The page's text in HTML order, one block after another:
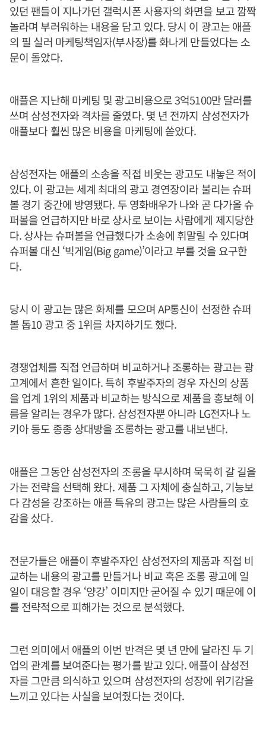
있던 팬들이 지나가던 갤럭시폰 사용자의 화면을 보고 깜짝
놀라며 부러워하는 내용을 담고 있다. 당시 이 광고는 애플
의 필 실러 마케팅책임자(부사장)를 화나게 만들었다는 소
문이 돌았다.
애플은 지난해 마케팅 및 광고비용으로 3억5100만 달러를
쓰며 삼성전자와 격차를 줄였다. 몇 년 전까지 삼성전자가
애플보다 훨씬 많은 비용을 마케팅에 쏟았다.
삼성전자는 애플의 소송을 직접 비웃는 광고도 내놓은 적이
있다. 이 광고는 세계 최대의 광고 경연장이라 불리는 슈퍼
볼 경기 중간에 방영됐다. 두 영화배우가 나와 곧 다가올 슈
퍼볼을 언급하지만 바로 상사로 보이는 사람에게 제지당한
다. 상사는 슈퍼볼을 언급했다가 소송에 휘말릴 수 있다며
슈퍼볼 대신 ‘빅게임(Big game)’이라고 부를 것을 요구한
다.
당시 이 광고는 많은 화제를 모으며 AP통신이 선정한 슈퍼
볼 톱10 광고 중 1위를 차지하기도 했다.
경쟁업체를 직접 언급하며 비교하거나 조롱하는 광고는 광
고계에서 흔한 일이다. 특히 후발주자의 경우 자신의 상품
을 업계 1위의 제품과 비교하는 방식으로 제품을 홍보해 이
름을 알리는 경우가 많다. 삼성전자뿐 아니라 LG전자나 노
키아 등도 종종 상대방을 조롱하는 광고를 내보낸다.
애플은 그동안 삼성전자의 조롱을 무시하며 묵묵히 갈 길을
가는 전략을 선택해 왔다. 제품 그 자체에 충실하고, 기능보
다 감성을 강조하는 애플 특유의 광고는 많은 사람들의 호
감을 샀다.
전문가들은 애플이 후발주자인 삼성전자의 제품과 직접 비
교하는 내용의 광고를 만들거나 비교 혹은 조롱 광고에 일
일이 대응할 경우 ‘양강’ 이미지만 굳어질 수 있기 때문에 이
를 전략적으로 피해가는 것으로 분석했다.
그런 의미에서 애플의 이번 반격은 몇 년 만에 달라진 두 기
업의 관계를 보여준다는 평가를 받고 있다. 애플이 삼성전
자를 그만큼 의식하고 있으며 삼성전자의 성장에 위기감을
느끼고 있다는 사실을 보여줬다는 것이다.